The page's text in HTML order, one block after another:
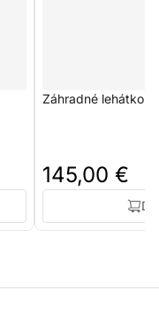
Záhradné lehátko
145,00 €